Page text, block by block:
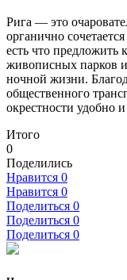
Рига — это
органично
есть что
живописных парков
ночной жизни.
общественного
окрестности удобно
Итого
0
Поделились
Нравится 0
Нравится 0
Поделиться 0
Поделиться 0
Поделиться 0